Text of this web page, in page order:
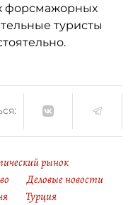
форсмажорных
туристы
рынок
Деловые новости
Турция